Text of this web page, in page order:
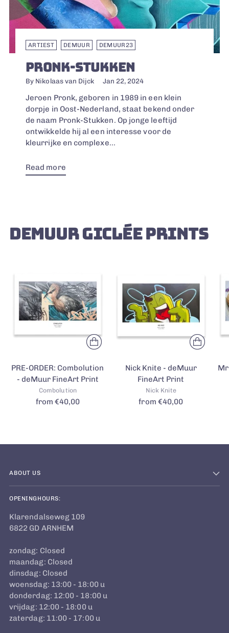
ARTIEST DEMUUR DEMUUR23
PRONK-STUKKEN
By Nikolaas van Dijck Jan 22, 2024
Jeroen Pronk, geboren in 1989 in een klein
dorpje in Oost-Nederland, staat bekend onder
de naam Pronk-Stukken. Op jonge leeftijd
ontwikkelde hij al een interesse voor de
kleurrijke en complexe...
Read more
DEMUUR GICLÉE PRINTS
PRE-ORDER: Combolution
- deMuur FineArt Print
Combolution
from €40,00
Nick Knite - deMuur
FineArt Print
Nick Knite
from €40,00
ABOUT US
OPENINGHOURS:
Klarendalseweg 109
6822 GD ARNHEM
zondag: Closed
maandag: Closed
dinsdag: Closed
woensdag: 13:00 - 18:00 u
donderdag: 12:00 - 18:00 u
vrijdag: 12:00 - 18:00 u
zaterdag: 11:00 - 17:00 u